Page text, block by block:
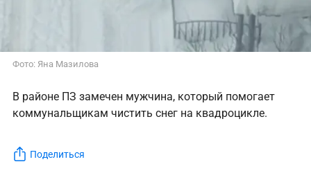
Фото: Яна Мазилова
В районе ПЗ замечен мужчина, который помогает
коммунальщикам чистить снег на квадроцикле.
Поделиться